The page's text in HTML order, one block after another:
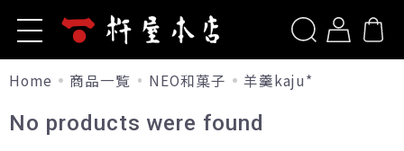
Home 商品一覧 NEO和菓子 羊羹kaju*
No products were found
ホーム
商品一覧
新規会員登録
ログイン
杵屋本店とは
お問い合わせ